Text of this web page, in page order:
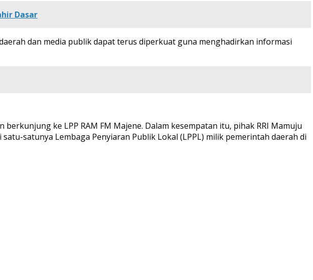
Dasar
dan media publik dapat terus diperkuat guna menghadirkan informasi
ke LPP RAM FM Majene. Dalam kesempatan itu, pihak RRI Mamuju
satunya Lembaga Penyiaran Publik Lokal (LPPL) milik pemerintah daerah di